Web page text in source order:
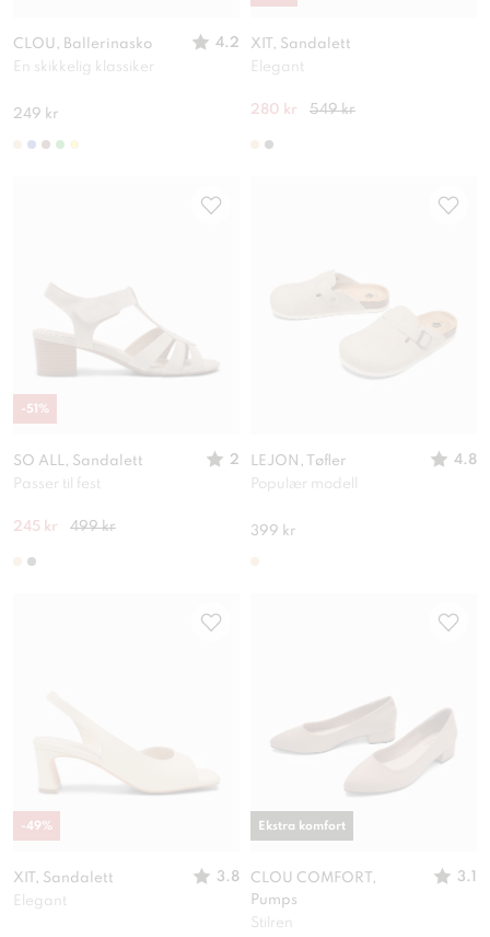
CLOU, Ballerinasko
4.2
En skikkelig klassiker
249 kr
XIT, Sandalett
Elegant
280 kr 549 kr
SO ALL, Sandalett
2
Passer til fest
245 kr 499 kr
-51 %
LEJON, Tøfler
4.8
Populær modell
399 kr
XIT, Sandalett
3.8
Elegant
-49%
CLOU COMFORT,
Pumps
3.1
Stilren
Ekstra komfort